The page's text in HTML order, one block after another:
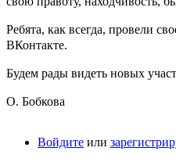
Ребята, как всегда, провели
ВКонтакте.
Будем рады видеть новых
О. Бобкова
Войдите или